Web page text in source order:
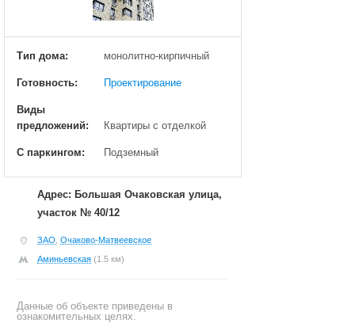
Тип дома: монолитно-кирпичный
Готовность: Проектирование
Виды
предложений:
Квартиры с отделкой
С паркингом: Подземный
Адрес: Большая Очаковская улица,
участок № 40/12
ЗАО Очаково-Матвеевское
Аминьевская (1.5 км)
Данные об объекте приведены в
ознакомительных целях.